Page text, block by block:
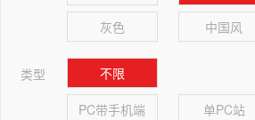
灰色 中国风
类型 不限
PC带手机端 单PC站